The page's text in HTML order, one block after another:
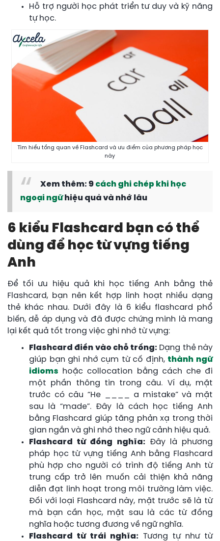
Hỗ trợ người học phát triển tư duy và kỹ năng
tự học.
Tìm hiểu tổng quan về Flashcard và ưu điểm của phương pháp học
này
Xem thêm: 9 cách ghi chép khi học
ngoại ngữhiệu quả và nhớ lâu
6 kiểu Flashcard bạn có thể
dùng để học từ vựng tiếng
Anh
Để tối ưu hiệu quả khi học tiếng Anh bằng thẻ
Flashcard, bạn nên kết hợp linh hoạt nhiều dạng
thẻ khác nhau. Dưới đây là 6 kiểu flashcard phổ
biến, dễ áp dụng và đã được chứng minh là mang
lại kết quả tốt trong việc ghi nhớ từ vựng:
Flashcard điền vào chỗ trống: Dạng thẻ này
giúp bạn ghi nhớ cụm từ cố định, thành ngữ
idioms hoặc collocation bằng cách che đi
một phần thông tin trong câu. Ví dụ, mặt
trước có câu “He ____ a mistake” và mặt
sau là “made”. Đây là cách học tiếng Anh
bằng Flashcard giúp tăng phản xạ trong thời
gian ngắn và ghi nhớ theo ngữ cảnh hiệu quả.
Flashcard từ đồng nghĩa:Đây là phương
pháp học từ vựng tiếng Anh bằng Flashcard
phù hợp cho người có trình độ tiếng Anh từ
trung cấp trở lên muốn cải thiện khả năng
diễn đạt linh hoạt trong môi trường làm việc.
Đối với loại Flashcard này, mặt trước sẽ là từ
mà bạn cần học, mặt sau là các từ đồng
nghĩa hoặc tương đương về ngữ nghĩa.
Flashcard từ trái nghĩa: Tương tự như từ